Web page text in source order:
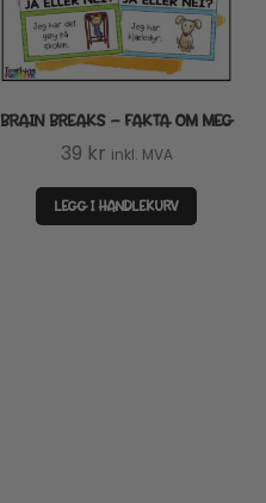
BRAIN BREAKS – FAKTA OM MEG
39 kr inkl. MVA
LEGG I HANDLEKURV